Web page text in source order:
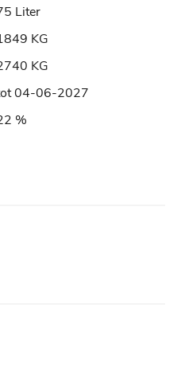
Liter
KG
KG
04-06-2027
%
kunt u telefonisch
of mailen naar: